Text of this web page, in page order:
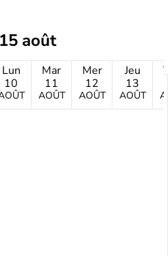
août
Lun
10
Mar
11
AOÛT
Mer
12
AOÛT
Jeu
13
AOÛT